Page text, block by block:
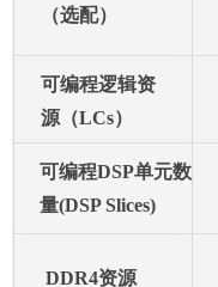
（选配）
可编程逻辑资
源（LCs）
可编程DSP单元数
量(DSP Slices)
DDR4资源